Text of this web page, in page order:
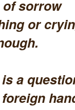
sorrow
or
a